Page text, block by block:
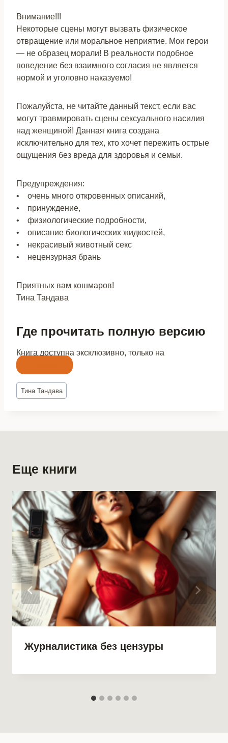
Внимание!!!
Некоторые сцены могут вызвать физическое
отвращение или моральное неприятие. Мои герои
— не образец морали! В реальности подобное
поведение без взаимного согласия не является
нормой и уголовно наказуемо!
Пожалуйста, не читайте данный текст, если вас
могут травмировать сцены сексуального насилия
над женщиной! Данная книга создана
исключительно для тех, кто хочет пережить острые
ощущения без вреда для здоровья и семьи.
Предупреждения:
• очень много откровенных описаний,
• принуждение,
• физиологические подробности,
• описание биологических жидкостей,
• некрасивый животный секс
• нецензурная брань
Приятных вам кошмаров!
Тина Тандава
Где прочитать полную версию
Книга доступна эксклюзивно, только на
Метки
записи:
Тина Тандава
Еще книги
Журналистика без цензуры